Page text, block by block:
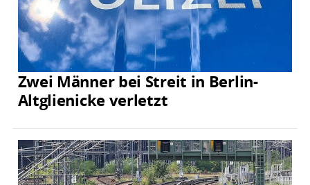
Zwei Männer bei Streit in Berlin-
Altglienicke verletzt